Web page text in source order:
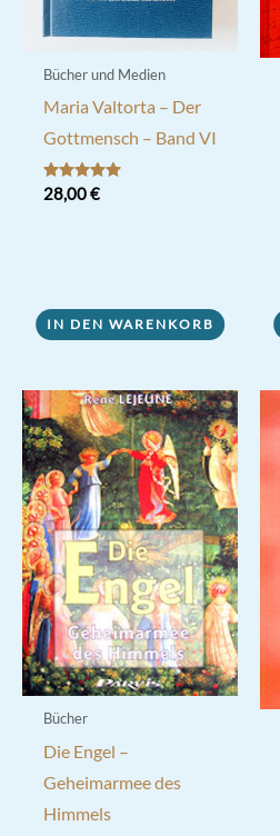
Bücher und Medien
Maria Valtorta – Der
Gottmensch – Band VI
Bewertet mit
5.00
28,00€
IN DEN WARENKORB
Bücher
Die Engel –
Geheimarmee des
Himmels